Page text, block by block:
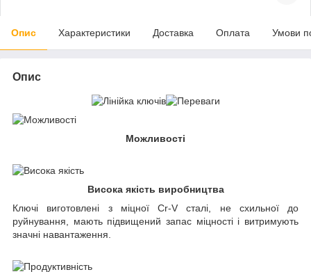
Опис Характеристики Доставка Оплата Умови
Опис
Можливості
Висока якість виробництва
Ключі виготовлені з міцної Cr-V сталі, не схильної до
руйнування, мають підвищений запас міцності і витримують
значні навантаження.